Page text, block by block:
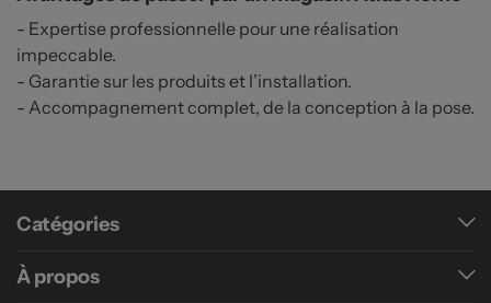
- Expertise professionnelle pour une réalisation
impeccable.
- Garantie sur les produits et l’installation.
- Accompagnement complet, de la conception à la pose.
Catégories
À propos